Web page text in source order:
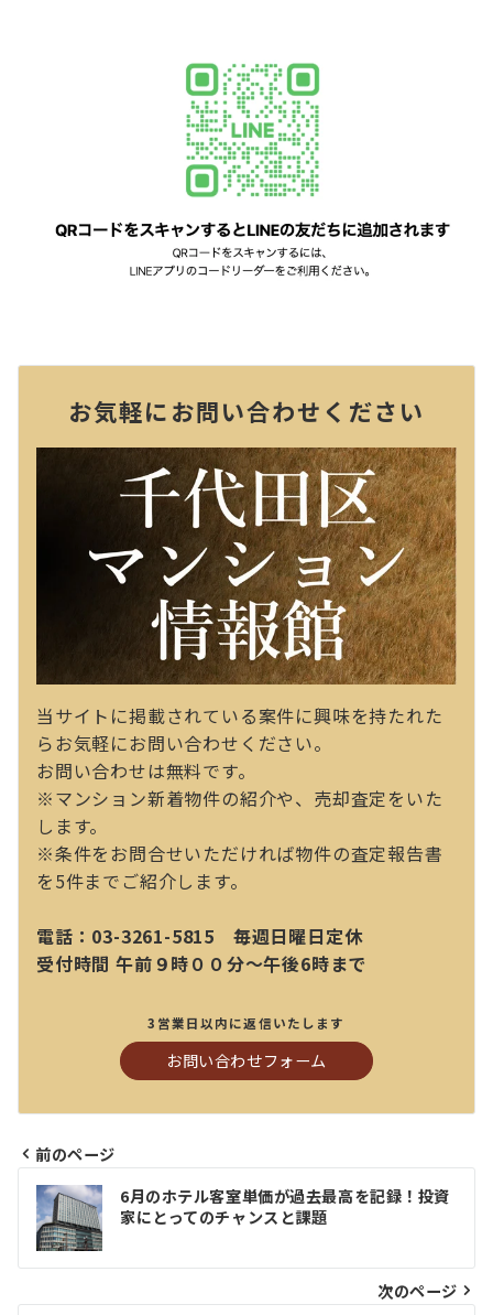
お気軽にお問い合わせください
当サイトに掲載されている案件に興味を持たれた
らお気軽にお問い合わせください。
お問い合わせは無料です。
※マンション新着物件の紹介や、売却査定をいた
します。
※条件をお問合せいただければ物件の査定報告書
を5件までご紹介します。
電話：03-3261-5815 毎週日曜日定休
受付時間 午前９時００分～午後6時まで
3営業日以内に返信いたします
お問い合わせフォーム
投
稿
ナ
ビ
前のページ
6月のホテル客室単価が過去最高を記録！投資
家にとってのチャンスと課題
次のページ